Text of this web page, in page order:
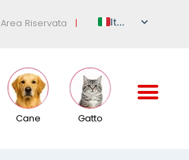
Area Riservata |
Italian
French
Cane Gatto